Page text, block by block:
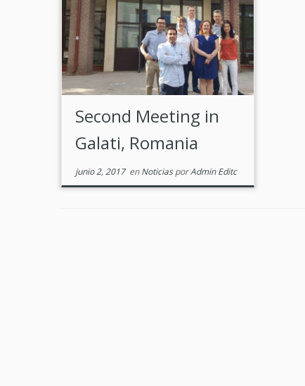
Second Meeting in
Galati, Romania
junio 2, 2017enNoticiasporAdmin Editc